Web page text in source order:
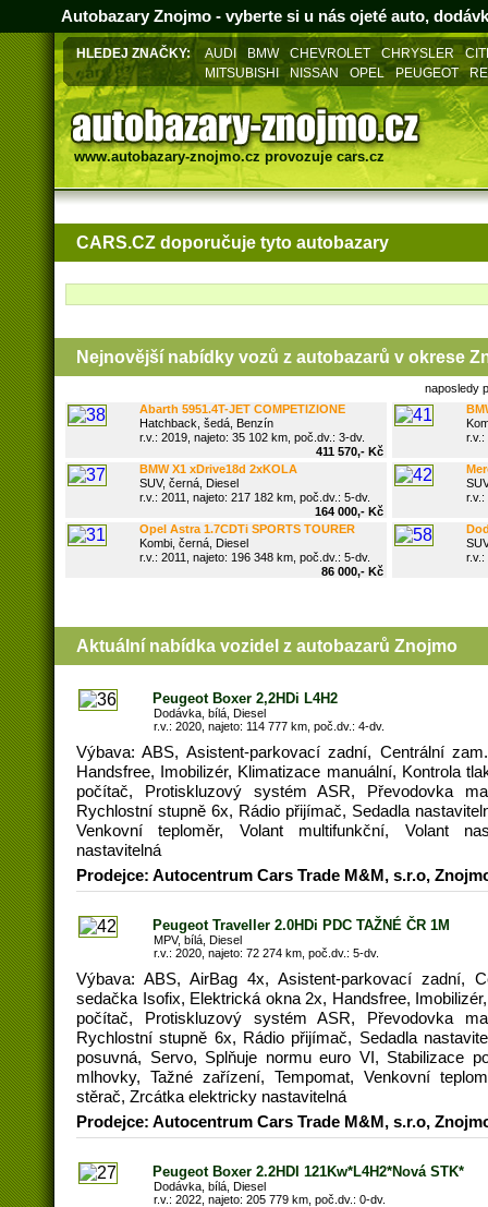
Autobazary Znojmo - vyberte si u nás ojeté auto,
HLEDEJ ZNAČKY: AUDI BMW CHEVROLET CHRYSLER
MITSUBISHI
NISSAN OPEL PEUGEOT
www.autobazary-znojmo.czprovozuje cars.cz
CARS.CZ doporučuje tyto autobazary
Nejnovější nabídky vozů z autobazarů v okrese
naposledy
Abarth 5951.4T-JET COMPETIZIONE
BEATS
Hatchback, šedá, Benzín
r.v.: 2019, najeto: 35 102 km, poč.dv.: 3-dv.
411 570,- Kč
r.v.:
BMW X1 xDrive18d 2xKOLA
SUV, černá, Diesel
r.v.: 2011, najeto: 217 182 km, poč.dv.: 5-dv.
164 000,- Kč
r.v.:
Opel Astra 1.7CDTi SPORTS TOURER
Kombi, černá, Diesel
r.v.: 2011, najeto: 196 348 km, poč.dv.: 5-dv.
86 000,- Kč
r.v.:
Aktuální nabídka vozidel z autobazarů Znojmo
Peugeot Boxer 2,2HDi L4H2
Dodávka, bílá, Diesel
r.v.: 2020, najeto: 114 777 km, poč.dv.: 4-dv.
Výbava: ABS, Asistent-parkovací zadní, Centrální
Handsfree, Imobilizér, Klimatizace manuální, Kontrola
počítač, Protiskluzový systém ASR, Převodovka
Rychlostní stupně 6x, Rádio přijímač, Sedadla
Venkovní teploměr, Volant multifunkční, Volant
nastavitelná
Prodejce: Autocentrum Cars Trade M&M, s.r.o,
Peugeot Traveller 2.0HDi PDC TAŽNÉ ČR 1M
MPV, bílá, Diesel
r.v.: 2020, najeto: 72 274 km, poč.dv.: 5-dv.
Výbava: ABS, AirBag 4x, Asistent-parkovací zadní,
sedačka Isofix, Elektrická okna 2x, Handsfree,
počítač, Protiskluzový systém ASR, Převodovka
Rychlostní stupně 6x, Rádio přijímač, Sedadla
posuvná, Servo, Splňuje normu euro VI, Stabilizace
mlhovky, Tažné zařízení, Tempomat, Venkovní
stěrač, Zrcátka elektricky nastavitelná
Prodejce: Autocentrum Cars Trade M&M, s.r.o,
Peugeot Boxer 2.2HDI 121Kw*L4H2*Nová STK*
Dodávka, bílá, Diesel
r.v.: 2022, najeto: 205 779 km, poč.dv.: 0-dv.